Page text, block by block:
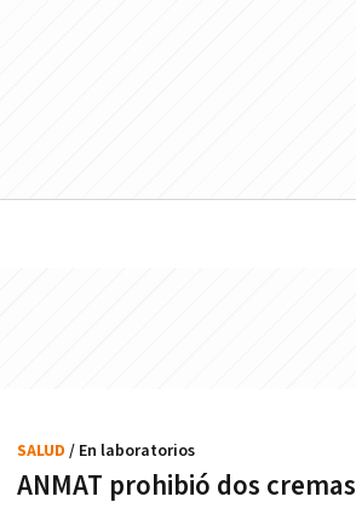
ANMAT prohibió dos cremas
SALUD / En laboratorios